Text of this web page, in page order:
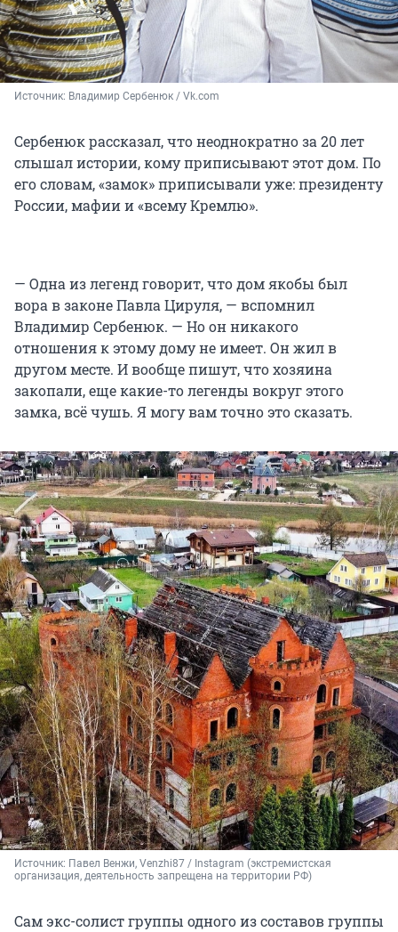
Источник: Владимир Сербенюк / Vk.com
Сербенюк рассказал, что неоднократно за 20 лет
слышал истории, кому приписывают этот дом. По
его словам, «замок» приписывали уже: президенту
России, мафии и «всему Кремлю».
— Одна из легенд говорит, что дом якобы был
вора в законе Павла Цируля, — вспомнил
Владимир Сербенюк. — Но он никакого
отношения к этому дому не имеет. Он жил в
другом месте. И вообще пишут, что хозяина
закопали, еще какие-то легенды вокруг этого
замка, всё чушь. Я могу вам точно это сказать.
Источник: Павел Венжи, Venzhi87 / Instagram (экстремистская
организация, деятельность запрещена на территории РФ)
Сам экс-солист группы одного из составов группы